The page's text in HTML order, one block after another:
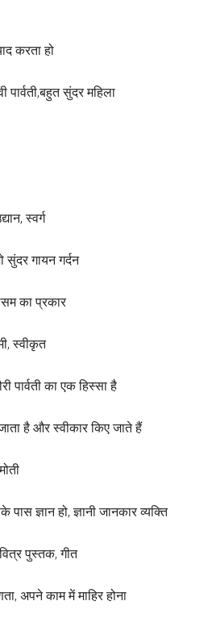
करता हो
पार्वती,बहुत सुंदर महिला
स्वर्ग
गायन गर्दन
का प्रकार
स्वीकृत
पार्वती का एक हिस्सा है
है और स्वीकार किए जाते हैं
ज्ञान हो, ज्ञानी जानकार व्यक्ति
पुस्तक, गीत
अपने काम में माहिर होना